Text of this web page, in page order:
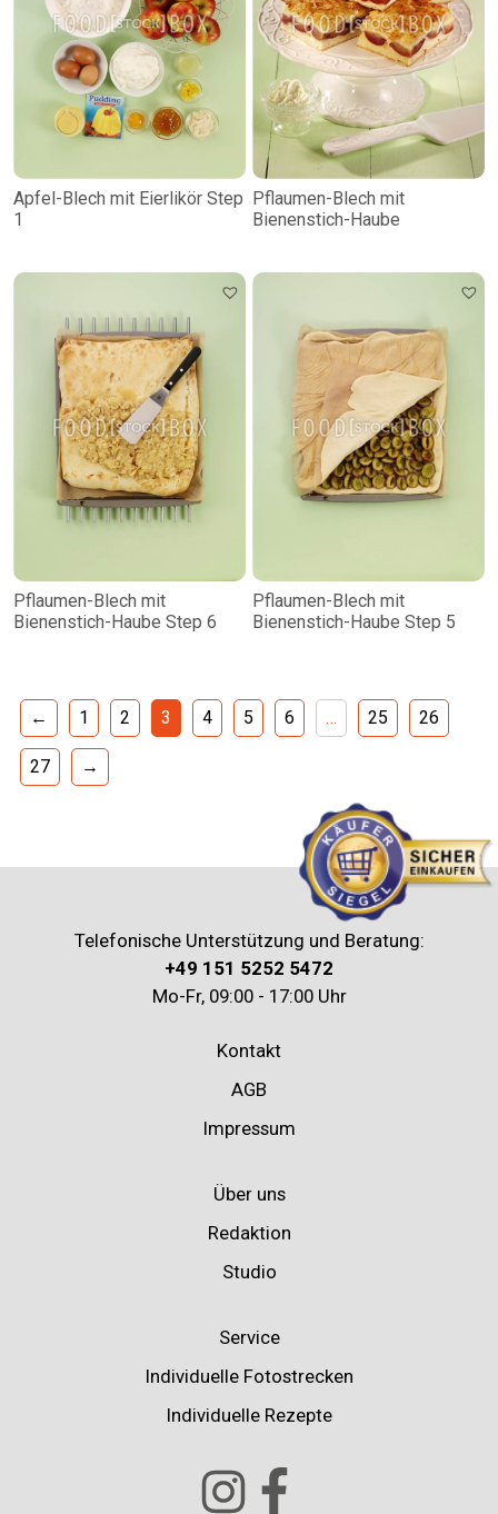
Apfel-Blech mit Eierlikör Step
1
Pflaumen-Blech mit
Bienenstich-Haube
Pflaumen-Blech mit
Bienenstich-Haube Step 6
Pflaumen-Blech mit
Bienenstich-Haube Step 5
← 1 2 3 4 5 6 … 25 26
27 →
Telefonische Unterstützung und Beratung:
+49 151 5252 5472
Mo-Fr, 09:00 - 17:00 Uhr
Kontakt
AGB
Impressum
Über uns
Redaktion
Studio
Service
Individuelle Fotostrecken
Individuelle Rezepte